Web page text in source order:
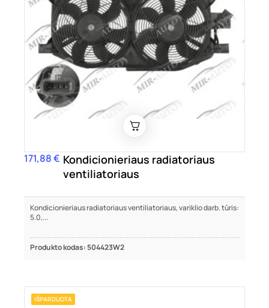
Kaina
171,88 € Kondicionieriaus radiatoriaus
ventiliatoriaus
Kondicionieriaus radiatoriaus ventiliatoriaus, variklio darb. tūris:
5.0,...
Produkto kodas: 504423W2
IŠPARDUOTA